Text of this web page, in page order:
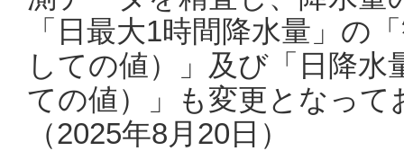
「日最大1時間降水量」の
しての値）」及び「日降
ての値）」も変更となっ
（2025年8月20日）